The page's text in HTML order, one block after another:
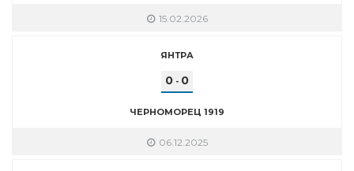
15.02.2026
ЯНТРА
0 - 0
ЧЕРНОМОРЕЦ 1919
06.12.2025